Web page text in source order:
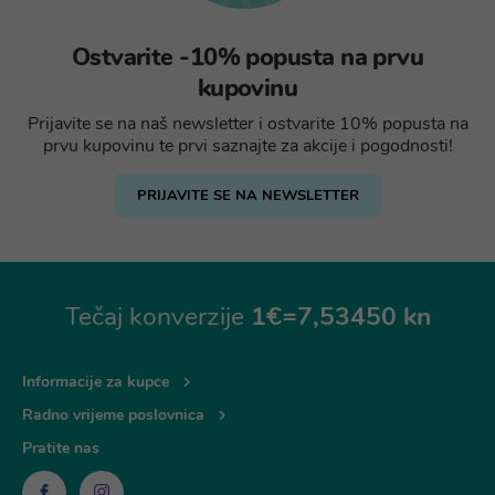
Ostvarite -10% popusta na prvu
kupovinu
Prijavite se na naš newsletter i ostvarite 10% popusta na
prvu kupovinu te prvi saznajte za akcije i pogodnosti!
PRIJAVITE SE NA NEWSLETTER
Tečaj konverzije 1€=7,53450 kn
Informacije za kupce
Radno vrijeme poslovnica
Pratite nas